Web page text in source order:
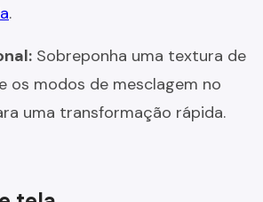
.
Sobreponha uma textura de
os modos de mesclagem no
uma transformação rápida.